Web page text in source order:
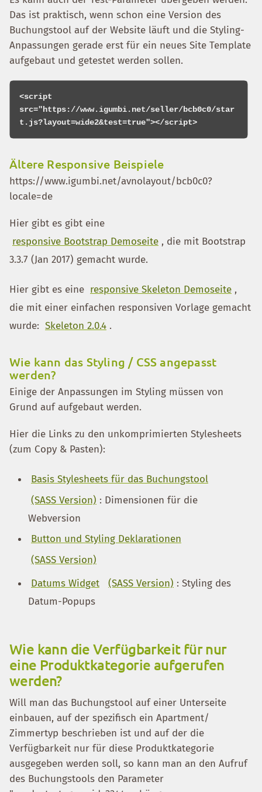
Das ist praktisch, wenn schon eine Version des
Buchungstool auf der Website läuft und die Styling-
Anpassungen gerade erst für ein neues Site Template
aufgebaut und getestet werden sollen.
<script
src="https://www.igumbi.net/seller/bcb0c0/star
Ältere Responsive Beispiele
https://www.igumbi.net/avnolayout/bcb0c0?
locale=de
Hier gibt es gibt eine
responsive Bootstrap Demoseite , die mit Bootstrap
3.3.7 (Jan 2017) gemacht wurde.
Hier gibt es eine responsive Skeleton Demoseite ,
die mit einer einfachen responsiven Vorlage gemacht
wurde: Skeleton 2.0.4 .
Wie kann das Styling / CSS angepasst
werden?
Einige der Anpassungen im Styling müssen von
Grund auf aufgebaut werden.
Hier die Links zu den unkomprimierten Stylesheets
(zum Copy & Pasten):
Basis Stylesheets für das Buchungstool
(SASS Version) : Dimensionen für die
Webversion
Button und Styling Deklarationen
(SASS Version)
Datums Widget
(SASS Version) : Styling des
Datum-Popups
Wie kann die Verfügbarkeit für nur
eine Produktkategorie aufgerufen
werden?
Will man das Buchungstool auf einer Unterseite
einbauen, auf der spezifisch ein Apartment/
Zimmertyp beschrieben ist und auf der die
Verfügbarkeit nur für diese Produktkategorie
ausgegeben werden soll, so kann man an den Aufruf
des Buchungstools den Parameter